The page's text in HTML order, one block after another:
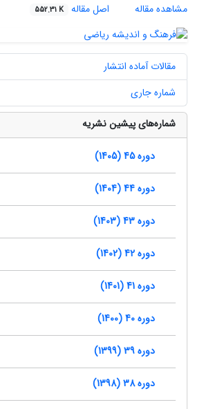
مشاهده مقاله
اصل مقاله 552.31 K
مقالات آماده انتشار
شماره جاری
شماره‌های پیشین نشریه
دوره 45 (1405)
دوره 44 (1404)
دوره 43 (1403)
دوره 42 (1402)
دوره 41 (1401)
دوره 40 (1400)
دوره 39 (1399)
دوره 38 (1398)